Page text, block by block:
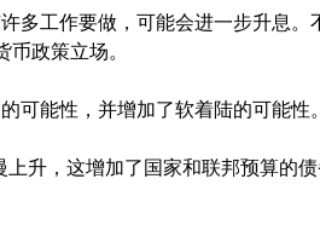
多工作要做，可能会进一步升息。
政策立场。
可能性，并增加了软着陆的可能性。
升，这增加了国家和联邦预算的